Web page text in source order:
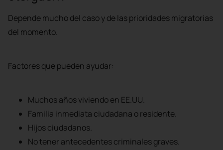
Depende mucho del caso y de las prioridades migratorias
del momento.
Factores que pueden ayudar:
Muchos años viviendo en EE.UU.
Familia inmediata ciudadana o residente.
Hijos ciudadanos.
No tener antecedentes criminales graves.